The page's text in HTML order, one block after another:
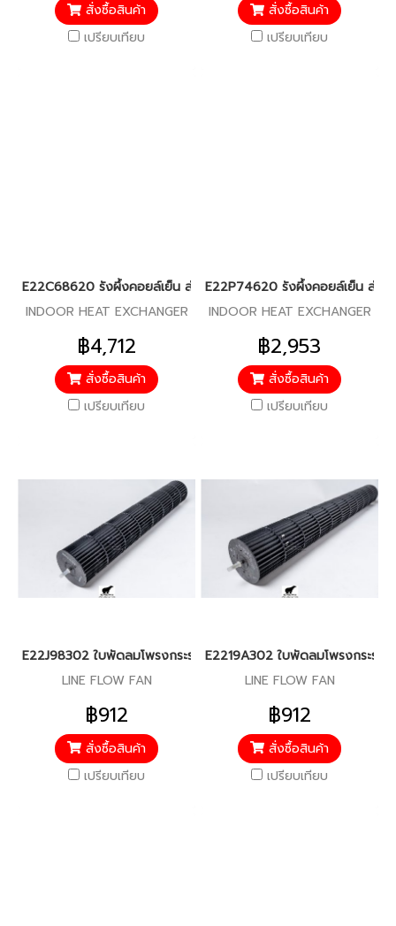
สั่งซื้อสินค้า
เปรียบเทียบ
สั่งซื้อสินค้า
เปรียบเทียบ
E22C68620 รังผึ้งคอยล์เย็น สำหรับแอร์มิตซู รุ่น MS-SGE13
INDOOR HEAT EXCHANGER
฿4,712
สั่งซื้อสินค้า
เปรียบเทียบ
E22P74620 รังผึ้งคอยล์เย็น สำหรั
INDOOR HEAT EXCHANGER
฿2,953
สั่งซื้อสินค้า
เปรียบเทียบ
E22J98302 ใบพัดลมโพรงกระรอก สำหรับแอร์มิตซู รุ่น MS-GK,MSY-
LINE FLOW FAN
฿912
สั่งซื้อสินค้า
เปรียบเทียบ
E2219A302 ใบพัดลมโพรงกระรอ
LINE FLOW FAN
฿912
สั่งซื้อสินค้า
เปรียบเทียบ